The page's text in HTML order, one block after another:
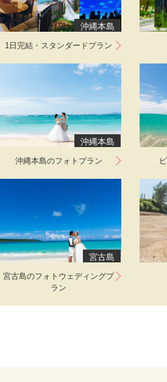
沖縄本島
1日完結・スタンダードプラン
沖縄本島
沖縄本島のフォトプラン
宮古島
宮古島のフォトウェディングプ
ラン